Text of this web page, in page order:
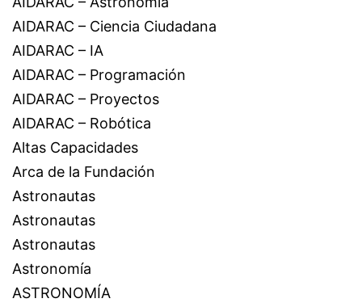
AIDARAC – Ciencia Ciudadana
AIDARAC – IA
AIDARAC – Programación
AIDARAC – Proyectos
AIDARAC – Robótica
Altas Capacidades
Arca de la Fundación
Astronautas
Astronautas
Astronautas
Astronomía
ASTRONOMÍA